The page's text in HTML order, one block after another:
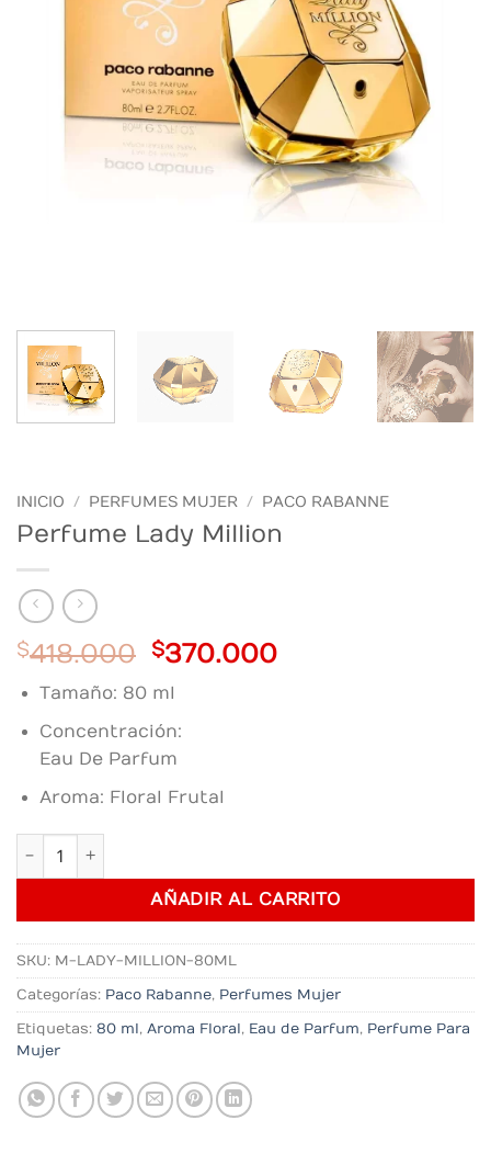
INICIO / PERFUMES MUJER / PACO RABANNE
Perfume Lady Million
$418.000 Original
price
was:
$418.000.
$370.000Current
Tamaño: 80 ml
Concentración:
Eau De Parfum
Aroma: Floral Frutal
Perfume Lady Million cantidad
AÑADIR AL CARRITO
SKU: M-LADY-MILLION-80ML
Categorías: Paco Rabanne, Perfumes Mujer
Etiquetas: 80 ml, Aroma Floral, Eau de Parfum, Perfume Para
Mujer